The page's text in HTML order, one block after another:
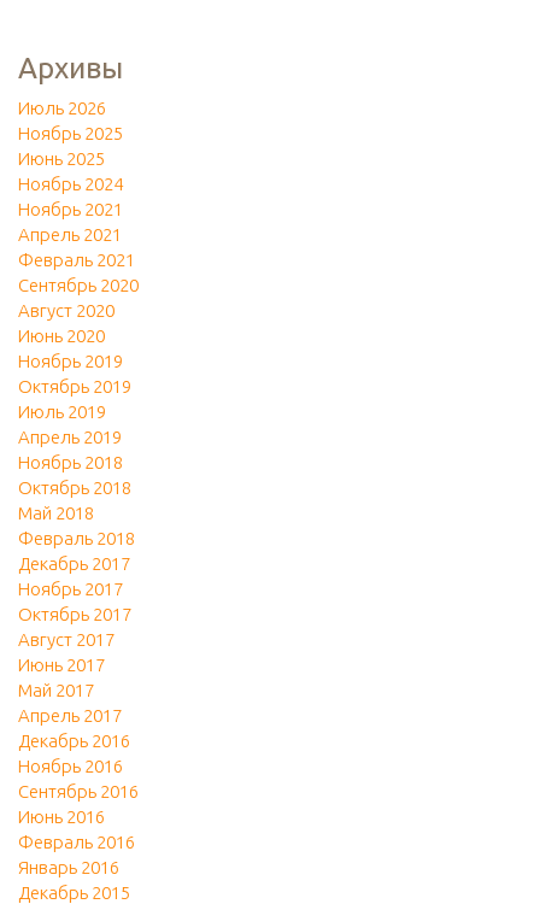
Архивы
Июль 2026
Ноябрь 2025
Июнь 2025
Ноябрь 2024
Ноябрь 2021
Апрель 2021
Февраль 2021
Сентябрь 2020
Август 2020
Июнь 2020
Ноябрь 2019
Октябрь 2019
Июль 2019
Апрель 2019
Ноябрь 2018
Октябрь 2018
Май 2018
Февраль 2018
Декабрь 2017
Ноябрь 2017
Октябрь 2017
Август 2017
Июнь 2017
Май 2017
Апрель 2017
Декабрь 2016
Ноябрь 2016
Сентябрь 2016
Июнь 2016
Февраль 2016
Январь 2016
Декабрь 2015